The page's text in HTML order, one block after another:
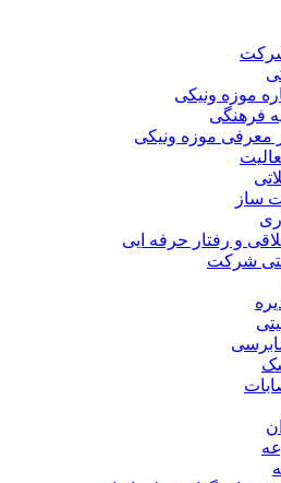
موزه ونیکی
فرهنگی
معرفی موزه ونیکی
ساز
و رفتار حرفه ایی
شرکت